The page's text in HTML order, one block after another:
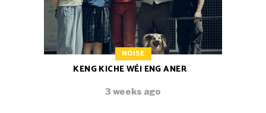
NOISE
KENG KICHE WÉI ENG ANER
3 weeks ago